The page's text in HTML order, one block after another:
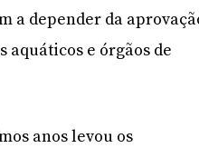
a depender da
aquáticos e órgãos de
anos levou os